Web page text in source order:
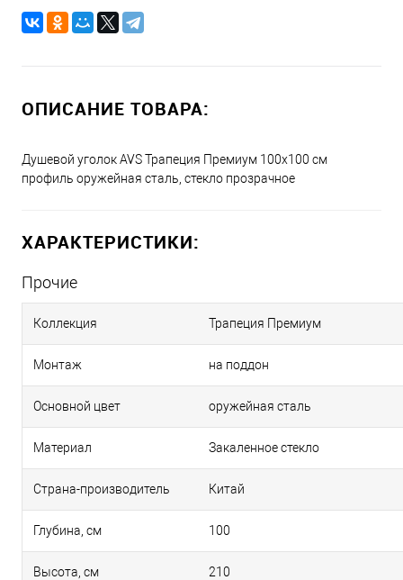
ОПИСАНИЕ ТОВАРА:
Душевой уголок AVS Трапеция Премиум 100х100 см
профиль оружейная сталь, стекло прозрачное
ХАРАКТЕРИСТИКИ:
Прочие
Коллекция Трапеция Премиум
Монтаж на поддон
Основной цвет оружейная сталь
Материал Закаленное стекло
Страна-производитель Китай
Глубина, см 100
Высота, см 210